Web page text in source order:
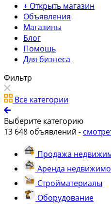
+ Открыть магазин
Объявления
Магазины
Блог
Помощь
Для бизнеса
Фильтр
Все категории
Выберите категорию
13 648 объявлений -
Продажа
Аренда
Стройматериалы
Оборудование